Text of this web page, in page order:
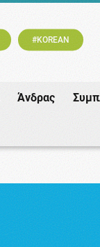
#KOREAN
Άνδρας